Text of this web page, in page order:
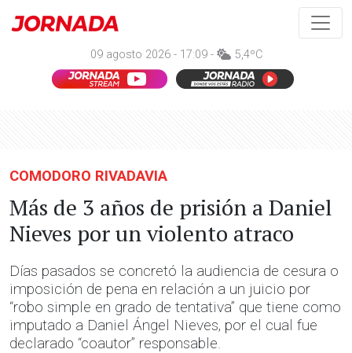
09 agosto 2026 - 17:09 - 5,4ºC
COMODORO RIVADAVIA
Más de 3 años de prisión a Daniel
Nieves por un violento atraco
Días pasados se concretó la audiencia de cesura o
imposición de pena en relación a un juicio por
“robo simple en grado de tentativa” que tiene como
imputado a Daniel Ángel Nieves, por el cual fue
declarado “coautor” responsable.